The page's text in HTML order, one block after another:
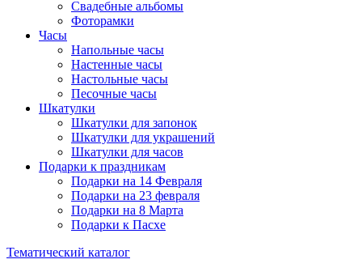
Свадебные альбомы
Фоторамки
Часы
Напольные часы
Настенные часы
Настольные часы
Песочные часы
Шкатулки
Шкатулки для запонок
Шкатулки для украшений
Шкатулки для часов
Подарки к праздникам
Подарки на 14 Февраля
Подарки на 23 февраля
Подарки на 8 Марта
Подарки к Пасхе
Тематический каталог